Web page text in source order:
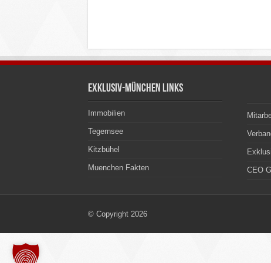
Exklusiv-München Links
Immobilien
Tegernsee
Kitzbühel
Muenchen Fakten CEO
© Copyright 2026